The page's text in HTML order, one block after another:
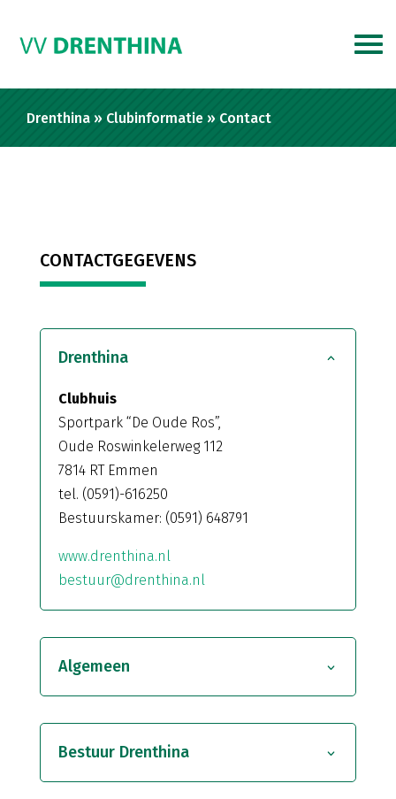
Drenthina » Clubinformatie » Contact
CONTACTGEGEVENS
Drenthina
Clubhuis
Sportpark “De Oude Ros”,
Oude Roswinkelerweg 112
7814 RT Emmen
tel. (0591)-616250
Bestuurskamer: (0591) 648791
www.drenthina.nl
bestuur@drenthina.nl
Algemeen
Bestuur Drenthina